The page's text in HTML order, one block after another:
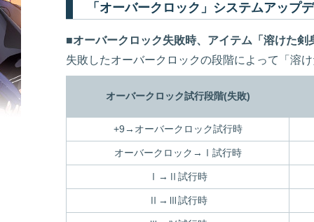
「オーバークロック」システムアップ
■オーバークロック失敗時、アイテム「溶けた
失敗したオーバークロックの段階によって「溶
オーバークロック試行段階(失敗)
+9→オーバークロック試行時
オーバークロック→Ⅰ試行時
Ⅰ→Ⅱ試行時
Ⅱ→Ⅲ試行時